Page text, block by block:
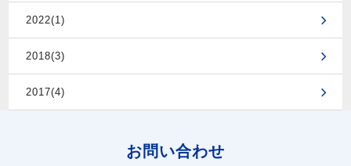
2022(1)
2018(3)
2017(4)
お問い合わせ